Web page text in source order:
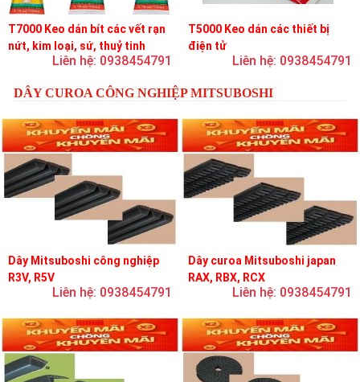
T7000 Keo dán bít các vết rạn
nứt, kim loại, sứ, thuỷ tinh
Liên hệ: 0938454791
T5000 Keo dán các thiết bị
điện tử
Liên hệ: 0938454791
DÂY CUROA CÔNG NGHIỆP MITSUBOSHI
Dây Mitsuboshi công nghiệp
R3V, R5V
Liên hệ: 0938454791
Dây curoa Mitsuboshi japan
RAX, RBX, RCX
Liên hệ: 0938454791